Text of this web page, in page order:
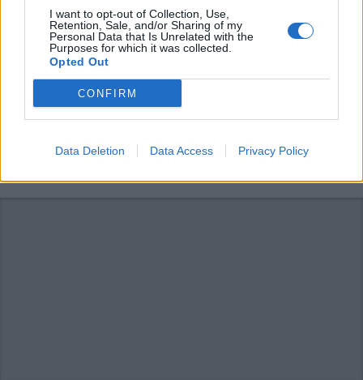
I want to opt-out of Collection, Use,
Retention, Sale, and/or Sharing of my
Personal Data that Is Unrelated with the
Purposes for which it was collected.
Opted Out
CONFIRM
Data Deletion Data Access Privacy Policy
Commenti
Accedioregistratiper commentare questo
L'email è richiesta ma non verrà mostrata ai visitatori. Il contenuto di questo
commento esprime il pensiero dell'autore e non rappresenta la linea editoriale
commenti non sono testi giornalistici, ma post inviati dai singoli lettori che
che includano uno o più link a siti esterni verranno rimossi in automatico dal